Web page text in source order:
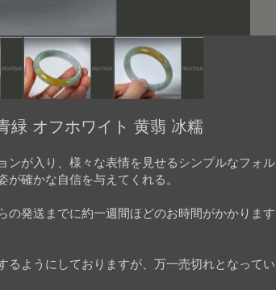
緑 オフホワイト 黄翡 冰糯
が入り、様々な表情を見せるシンプルなフォル
確かな自信を与えてくれる。
発送までに約一週間ほどのお時間がかかります
るようにしておりますが、万一売切れとなってい